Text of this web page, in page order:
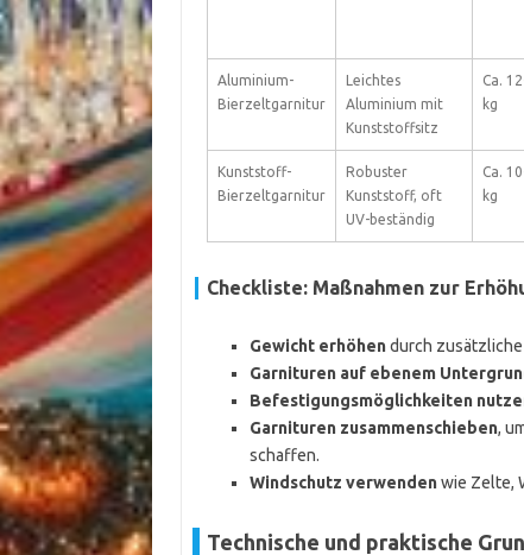
Aluminium-
Bierzeltgarnitur
Leichtes
Aluminium mit
Kunststoffsitz
Ca.
kg
Kunststoff-
Bierzeltgarnitur
Robuster
Kunststoff, oft
UV-beständig
Ca.
kg
Checkliste: Maßnahmen zur
Gewicht erhöhendurch zusätzliche
Garnituren auf ebenem
Befestigungsmöglichkeiten
Garnituren zusammenschieben,
schaffen.
Windschutz verwendenwie Zelte,
Technische und praktische